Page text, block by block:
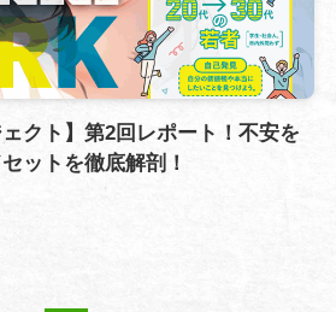
ェクト】第2回レポート！不安を
ットを徹底解剖！